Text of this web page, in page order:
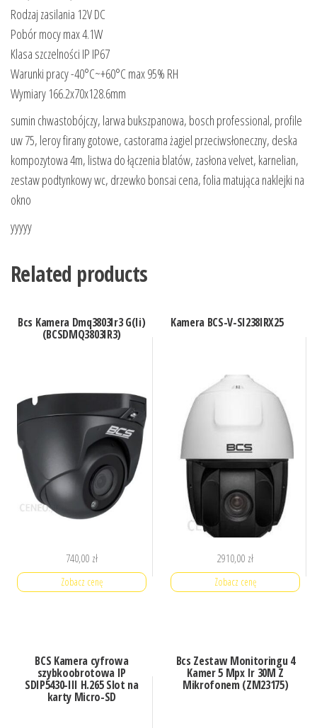
Rodzaj zasilania 12V DC
Pobór mocy max 4.1W
Klasa szczelności IP IP67
Warunki pracy -40°C~+60°C max 95% RH
Wymiary 166.2x70x128.6mm
sumin chwastobójczy, larwa bukszpanowa, bosch professional, profile
uw 75, leroy firany gotowe, castorama żagiel przeciwsłoneczny, deska
kompozytowa 4m, listwa do łączenia blatów, zasłona velvet, karnelian,
zestaw podtynkowy wc, drzewko bonsai cena, folia matująca naklejki na
okno
yyyyy
Related products
Bcs Kamera Dmq3803Ir3 G(Ii)
(BCSDMQ3803IR3)
740,00 zł
Zobacz cenę
Kamera BCS-V-SI238IRX25
2910,00 zł
Zobacz cenę
BCS Kamera cyfrowa
szybkoobrotowa IP
SDIP5430-III H.265 Slot na
karty Micro-SD
Bcs Zestaw Monitoringu 4
Kamer 5 Mpx Ir 30M Z
Mikrofonem (ZM23175)